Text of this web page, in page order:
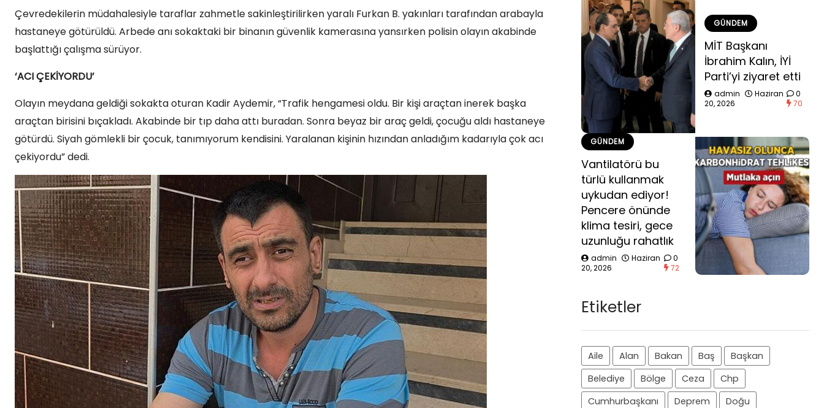
Çevredekilerin müdahalesiyle taraflar zahmetle sakinleştirilirken yaralı Furkan B. yakınları tarafından arabayla
hastaneye götürüldü. Arbede anı sokaktaki bir binanın güvenlik kamerasına yansırken polisin olayın akabinde
başlattığı çalışma sürüyor.
‘ACI ÇEKİYORDU’
Olayın meydana geldiği sokakta oturan Kadir Aydemir, “Trafik hengamesi oldu. Bir kişi araçtan inerek başka
araçtan birisini bıçakladı. Akabinde bir tıp daha attı buradan. Sonra beyaz bir araç geldi, çocuğu aldı hastaneye
götürdü. Siyah gömlekli bir çocuk, tanımıyorum kendisini. Yaralanan kişinin hızından anladığım kadarıyla çok acı
çekiyordu” dedi.
GÜNDEM
MİT Başkanı
İbrahim Kalın, İYİ
Parti’yi ziyaret etti
admin
Haziran
20, 2026
0
70
GÜNDEM
Vantilatörü bu
türlü kullanmak
uykudan ediyor!
Pencere önünde
klima tesiri, gece
uzunluğu rahatlık
admin
Haziran
20, 2026
0
72
Etiketler
Aile Alan Bakan Baş
Başkan
Belediye
Bölge Ceza
Chp
Cumhurbaşkanı
Deprem
Doğu